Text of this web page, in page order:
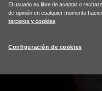
El usuario es libre de aceptar o
de opinión en cualquier momento
terceros y cookies
Configuración de cookies